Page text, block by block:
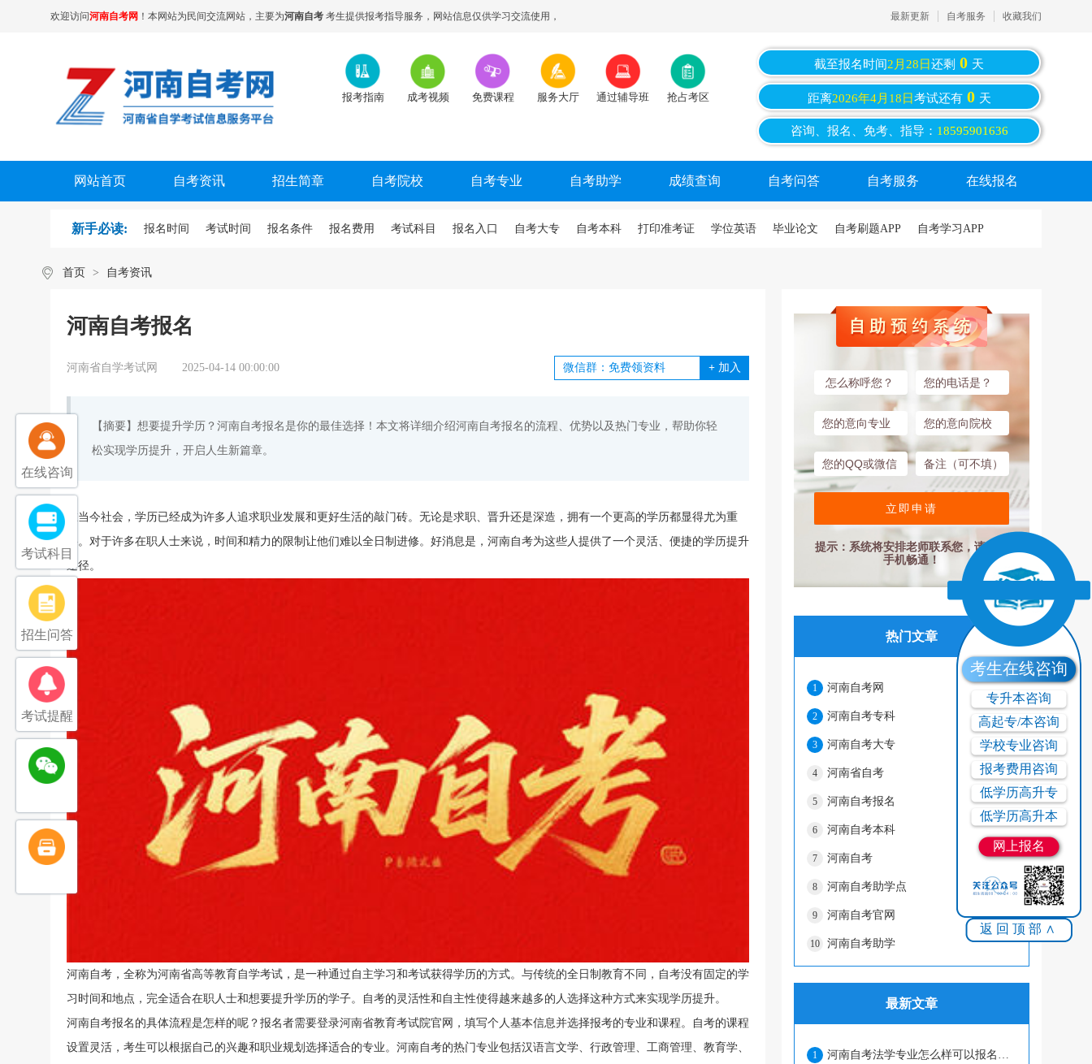
欢迎访问河南自考网 ！本网站为民间交流网站，主要为河南自考 考生提供报考指导服务，网站信息仅供学习交流使用， 最新更新 自考服务 收藏我们
报考指南 成考视频 免费课程 服务大厅 通过辅导班 抢占考区
截至报名时间2月28日还剩 0 天
距离2026年4月18日考试还有 0 天
咨询、报名、免考、指导： 18595901636
网站首页 自考资讯 招生简章 自考院校 自考专业 自考助学 成绩查询 自考问答 自考服务 在线报名
新手必读: 报名时间 考试时间 报名条件 报名费用 考试科目 报名入口 自考大专 自考本科 打印准考证 学位英语 毕业论文 自考刷题APP 自考学习APP
首页 > 自考资讯
河南自考报名
河南省自学考试网 2025-04-14 00:00:00 + 加入
【摘要】想要提升学历？河南自考报名是你的最佳选择！本文将详细介绍河南自考报名的流程、优势以及热门专业，帮助你轻
松实现学历提升，开启人生新篇章。
在当今社会，学历已经成为许多人追求职业发展和更好生活的敲门砖。无论是求职、晋升还是深造，拥有一个更高的学历都显得尤为重
要。对于许多在职人士来说，时间和精力的限制让他们难以全日制进修。好消息是，河南自考为这些人提供了一个灵活、便捷的学历提升
途径。
河南自考，全称为河南省高等教育自学考试，是一种通过自主学习和考试获得学历的方式。与传统的全日制教育不同，自考没有固定的学
习时间和地点，完全适合在职人士和想要提升学历的学子。自考的灵活性和自主性使得越来越多的人选择这种方式来实现学历提升。
河南自考报名的具体流程是怎样的呢？报名者需要登录河南省教育考试院官网，填写个人基本信息并选择报考的专业和课程。自考的课程
设置灵活，考生可以根据自己的兴趣和职业规划选择适合的专业。河南自考的热门专业包括汉语言文学、行政管理、工商管理、教育学、
立即申请
提示：系统将安排老师联系您，请保持
手机畅通！
热门文章
1 河南自考网
2 河南自考专科
3 河南自考大专
4 河南省自考
5 河南自考报名
6 河南自考本科
7 河南自考
8 河南自考助学点
9 河南自考官网
10 河南自考助学
最新文章
1 河南自考法学专业怎么样可以报名吗？
考生在线咨询
专升本咨询
高起专/本咨询
学校专业咨询
报考费用咨询
低学历高升专
低学历高升本
网上报名
返回顶部∧
在线咨询
考试科目
招生问答
考试提醒